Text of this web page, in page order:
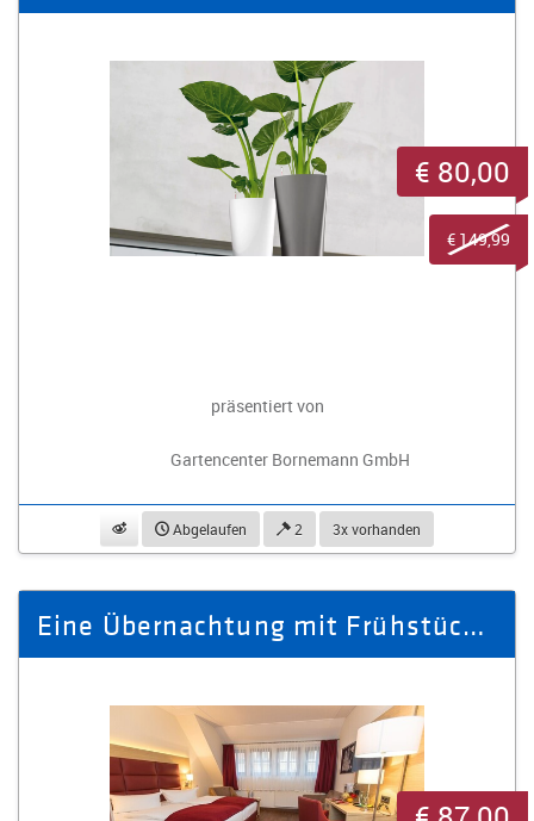
präsentiert von
Gartencenter Bornemann GmbH
beobachtenAbgelaufen 2 3x vorhanden
€ 80,00
€ 149,99
Eine Übernachtung mit Frühstück im Doppelzimmer für zwei Personen